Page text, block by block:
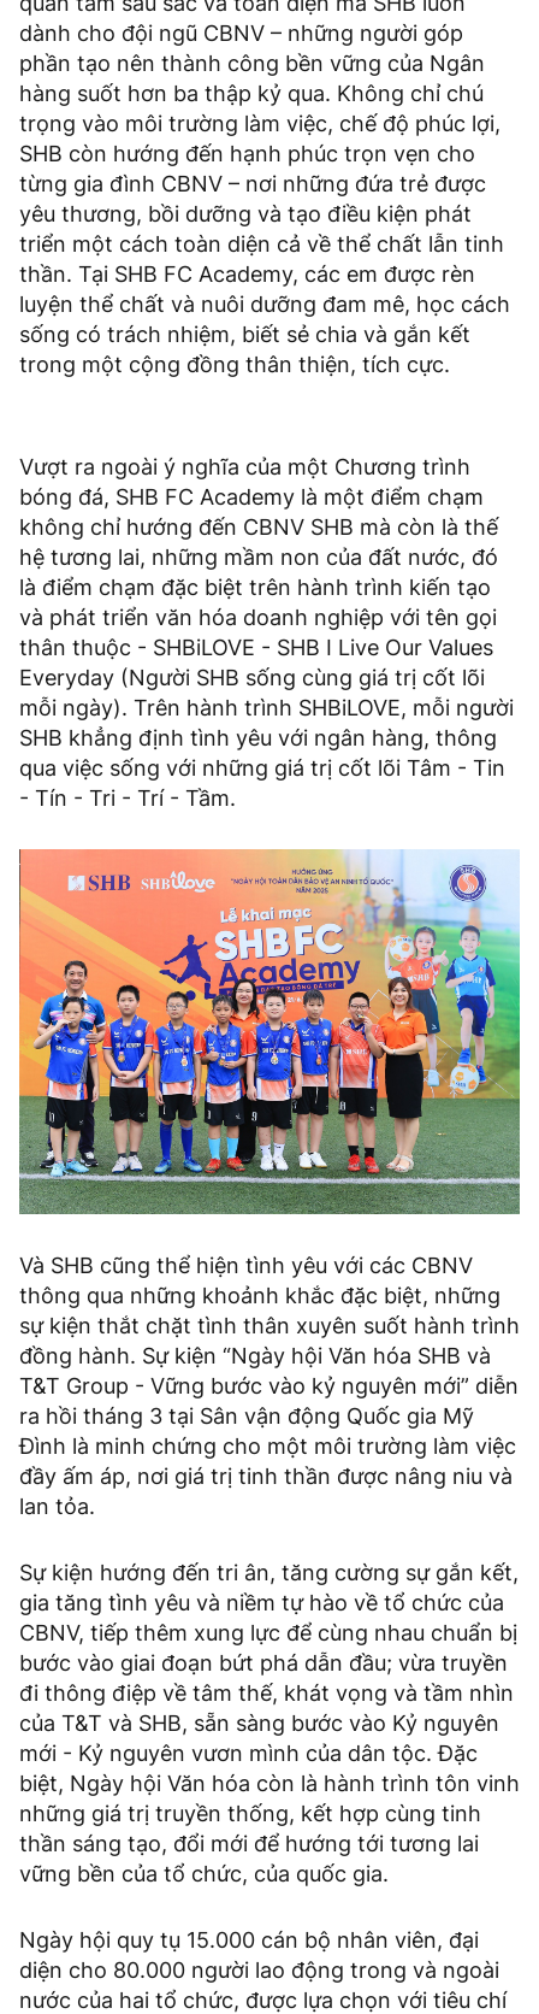
dành cho đội ngũ CBNV – những người góp
phần tạo nên thành công bền vững của Ngân
hàng suốt hơn ba thập kỷ qua. Không chỉ chú
trọng vào môi trường làm việc, chế độ phúc lợi,
SHB còn hướng đến hạnh phúc trọn vẹn cho
từng gia đình CBNV – nơi những đứa trẻ được
yêu thương, bồi dưỡng và tạo điều kiện phát
triển một cách toàn diện cả về thể chất lẫn tinh
thần. Tại SHB FC Academy, các em được rèn
luyện thể chất và nuôi dưỡng đam mê, học cách
sống có trách nhiệm, biết sẻ chia và gắn kết
trong một cộng đồng thân thiện, tích cực.
Vượt ra ngoài ý nghĩa của một Chương trình
bóng đá, SHB FC Academy là một điểm chạm
không chỉ hướng đến CBNV SHB mà còn là thế
hệ tương lai, những mầm non của đất nước, đó
là điểm chạm đặc biệt trên hành trình kiến tạo
và phát triển văn hóa doanh nghiệp với tên gọi
thân thuộc - SHBiLOVE - SHB I Live Our Values
Everyday (Người SHB sống cùng giá trị cốt lõi
mỗi ngày). Trên hành trình SHBiLOVE, mỗi người
SHB khẳng định tình yêu với ngân hàng, thông
qua việc sống với những giá trị cốt lõi Tâm - Tin
- Tín - Tri - Trí - Tầm.
Và SHB cũng thể hiện tình yêu với các CBNV
thông qua những khoảnh khắc đặc biệt, những
sự kiện thắt chặt tình thân xuyên suốt hành trình
đồng hành. Sự kiện “Ngày hội Văn hóa SHB và
T&T Group - Vững bước vào kỷ nguyên mới” diễn
ra hồi tháng 3 tại Sân vận động Quốc gia Mỹ
Đình là minh chứng cho một môi trường làm việc
đầy ấm áp, nơi giá trị tinh thần được nâng niu và
lan tỏa.
Sự kiện hướng đến tri ân, tăng cường sự gắn kết,
gia tăng tình yêu và niềm tự hào về tổ chức của
CBNV, tiếp thêm xung lực để cùng nhau chuẩn bị
bước vào giai đoạn bứt phá dẫn đầu; vừa truyền
đi thông điệp về tâm thế, khát vọng và tầm nhìn
của T&T và SHB, sẵn sàng bước vào Kỷ nguyên
mới - Kỷ nguyên vươn mình của dân tộc. Đặc
biệt, Ngày hội Văn hóa còn là hành trình tôn vinh
những giá trị truyền thống, kết hợp cùng tinh
thần sáng tạo, đổi mới để hướng tới tương lai
vững bền của tổ chức, của quốc gia.
Ngày hội quy tụ 15.000 cán bộ nhân viên, đại
diện cho 80.000 người lao động trong và ngoài
nước của hai tổ chức, được lựa chọn với tiêu chí